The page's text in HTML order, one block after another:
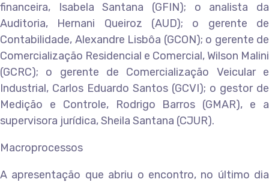
financeira, Isabela Santana (GFIN); o analista da
Auditoria, Hernani Queiroz (AUD); o gerente de
Contabilidade, Alexandre Lisbôa (GCON); o gerente de
Comercialização Residencial e Comercial, Wilson Malini
(GCRC); o gerente de Comercialização Veicular e
Industrial, Carlos Eduardo Santos (GCVI); o gestor de
Medição e Controle, Rodrigo Barros (GMAR), e a
supervisora jurídica, Sheila Santana (CJUR).
Macroprocessos
A apresentação que abriu o encontro, no último dia